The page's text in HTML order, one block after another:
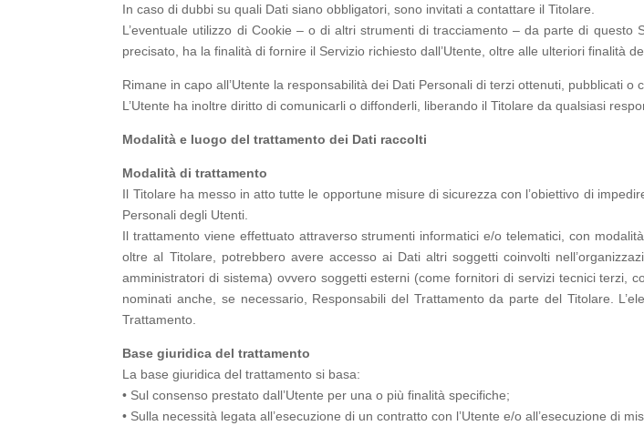
In caso di dubbi su quali Dati siano obbligatori, sono invitati a contattare il Titolare.
L’eventuale utilizzo di Cookie – o di altri strumenti di tracciamento – da parte di
precisato, ha la finalità di fornire il Servizio richiesto dall’Utente, oltre alle ulteriori finalità
Rimane in capo all’Utente la responsabilità dei Dati Personali di terzi ottenuti, pubblicati o
L’Utente ha inoltre diritto di comunicarli o diffonderli, liberando il Titolare da qualsiasi
Modalità e luogo del trattamento dei Dati raccolti
Modalità di trattamento
Il Titolare ha messo in atto tutte le opportune misure di sicurezza con l’obiettivo di
Personali degli Utenti.
Il trattamento viene effettuato attraverso strumenti informatici e/o telematici, con
oltre al Titolare, potrebbero avere accesso ai Dati altri soggetti coinvolti
amministratori di sistema) ovvero soggetti esterni (come fornitori di servizi tecnici terzi,
nominati anche, se necessario, Responsabili del Trattamento da parte del Titolare.
Trattamento.
Base giuridica del trattamento
La base giuridica del trattamento si basa:
• Sul consenso prestato dall’Utente per una o più finalità specifiche;
• Sulla necessità legata all’esecuzione di un contratto con l’Utente e/o all’esecuzione di